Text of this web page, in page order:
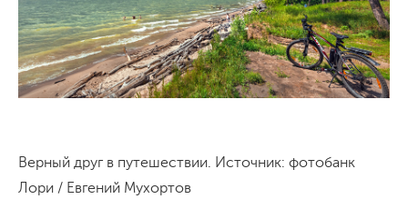
Верный друг в путешествии. Источник: фотобанк
Лори / Евгений Мухортов